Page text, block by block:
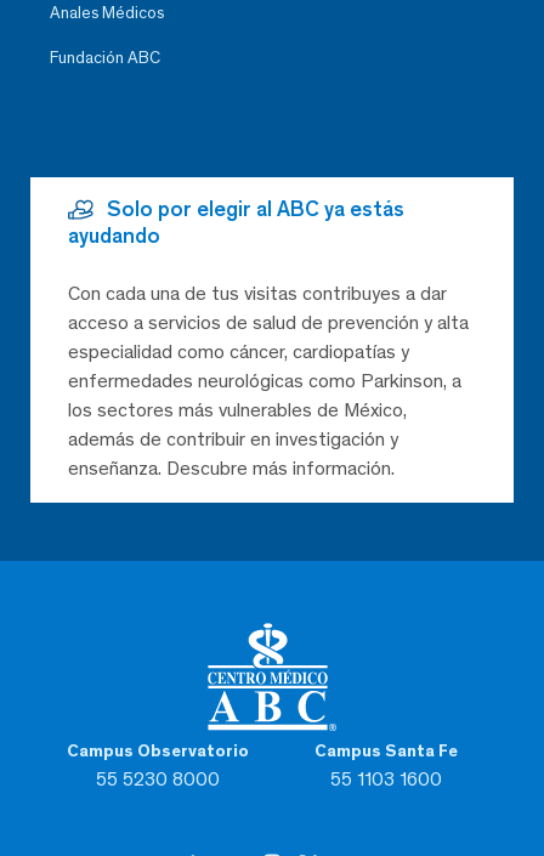
Campus Observatorio
55 5230 8000
Campus Santa Fe
55 1103 1600
Anales Médicos
Fundación ABC
Solo por elegir al ABC ya estás
ayudando
Con cada una de tus visitas contribuyes a dar
acceso a servicios de salud de prevención y alta
especialidad como cáncer, cardiopatías y
enfermedades neurológicas como Parkinson, a
los sectores más vulnerables de México,
además de contribuir en investigación y
enseñanza. Descubre más información.